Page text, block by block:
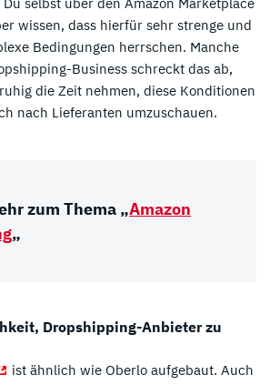
wissen, dass hierfür sehr strenge und
Bedingungen herrschen. Manche
Business schreckt das ab,
die Zeit nehmen, diese Konditionen
nach Lieferanten umzuschauen.
zum Thema „Amazon
„
Dropshipping-Anbieter zu
ist ähnlich wie Oberlo aufgebaut. Auch